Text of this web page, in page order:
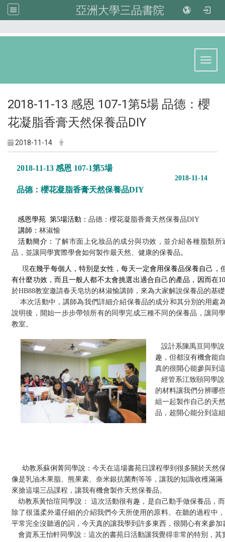
亞洲大學三品書院
2018-11-13 感恩 107-1第5場 品德：櫻
花凝脂香膏天然保養品DIY
2018-11-14
2018-11-13 感恩 107-1第5場
品德：櫻花凝脂香膏天然保養品DIY
2018-11-14
感恩學苑 第5場活動： 品德：櫻花凝脂香膏天然保養品DIY
講師： 林淑愉
活動簡介： 了解市面上化妝品的成分與功效，並介紹各種脂類
品，並讓同學實際學會如何製作最天然、健康的保養品 。
現在幾乎每個人，特別是女性，每天一定會用保養品保養自己
有什麼功效，而且一般人都不太會挑選出適合自己的產品，因而在
於HB88教室邀請春天皂坊的林淑愉講師，來為大家解說保養品的基
本次活動中，講師為我們詳細介紹保養品的成分和其分別的用
說明後，開始一步步帶領所有的同學完成三種不同的保養品，讓同
教室。
設計系陳禹亘同學
趣，但都沒有機會能
真的很開心能參與到
經管系江致頤同學
的材料讓我們分辨哪
組一起製作自己的天
品，超開心能分到這
幼教系蘇俐菁同學說：今天在這場書苑日課程學到很多關於天然
像是乳油木果脂、熊果素、奈米銀抗菌劑等等，讓我的知識收穫滿滿
來搶這場三品課程，讓我有機會製作天然保養品。
幼教系黃怡瑄同學說： 這次活動很有趣，是自己動手做保養品，
除了很溫柔外還仔細的介紹我們今天所使用的原料。在聽的過程中
平常完全沒聽過的詞，今天真的讓我學到許多東西，很開心有來參加
會資系王怡軒同學說：這次的書苑日活動讓我覺得非常的特別，其